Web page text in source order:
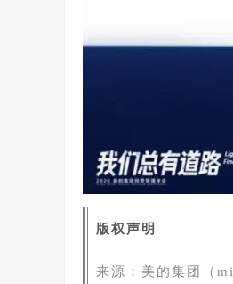
版权声明
来源：美的集团 （